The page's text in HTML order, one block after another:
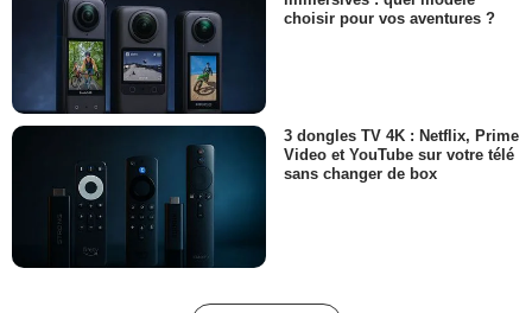
choisir pour vos aventures ?
3 dongles TV 4K : Netflix, Prime
Video et YouTube sur votre télé
sans changer de box